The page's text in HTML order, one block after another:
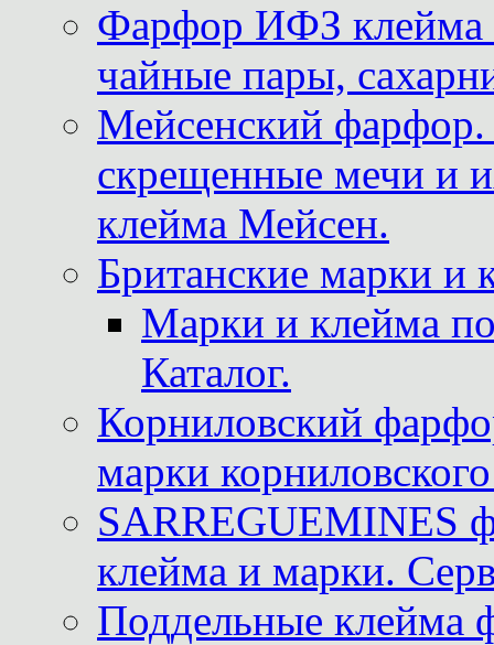
Фарфор ИФЗ клейма
чайные пары,
Мейсенский фарфор.
скрещенные мечи и
клейма Мейсен.
Британские марки и
Марки и клейма
Каталог.
Корниловский
марки
SARREGUEMINES
клейма и марки.
Поддельные клейма